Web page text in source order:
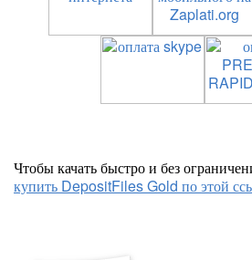
Чтобы качать быстро и без
купить DepositFiles Gold по этой